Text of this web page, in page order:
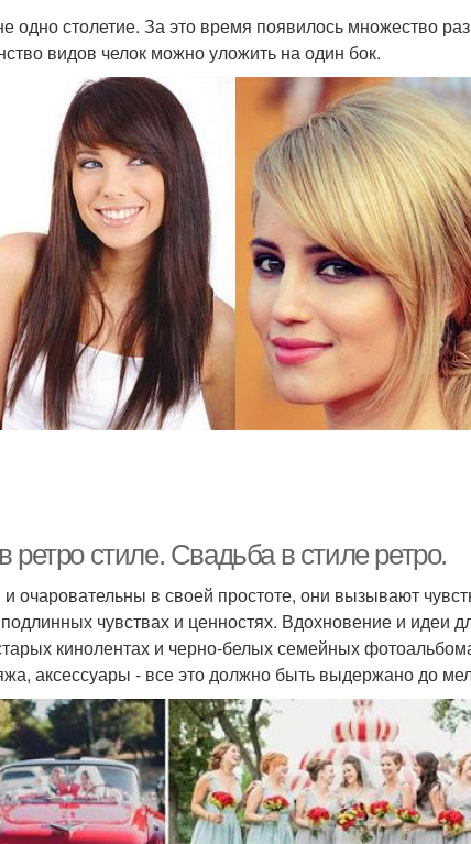
одно столетие. За это время появилось множество
видов челок можно уложить на один бок.
ретро стиле. Свадьба в стиле ретро.
очаровательны в своей простоте, они вызывают
чувствах и ценностях. Вдохновение и идеи
кинолентах и черно-белых семейных
аксессуары - все это должно быть выдержано до